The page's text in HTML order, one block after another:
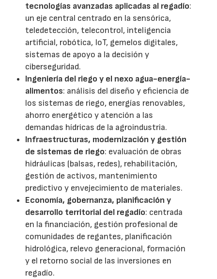
tecnologías avanzadas aplicadas al regadío:
un eje central centrado en la sensórica,
teledetección, telecontrol, inteligencia
artificial, robótica, IoT, gemelos digitales,
sistemas de apoyo a la decisión y
ciberseguridad.
Ingeniería del riego y el nexo agua-energía-
alimentos: análisis del diseño y eficiencia de
los sistemas de riego, energías renovables,
ahorro energético y atención a las
demandas hídricas de la agroindustria.
Infraestructuras, modernización y gestión
de sistemas de riego: evaluación de obras
hidráulicas (balsas, redes), rehabilitación,
gestión de activos, mantenimiento
predictivo y envejecimiento de materiales.
Economía, gobernanza, planificación y
desarrollo territorial del regadío: centrada
en la financiación, gestión profesional de
comunidades de regantes, planificación
hidrológica, relevo generacional, formación
y el retorno social de las inversiones en
regadío.